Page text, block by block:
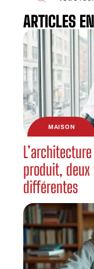
ARTICLES
MAISON
produit, deux
différentes